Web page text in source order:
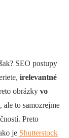
SEO postupy
irelevantné
obrázky vo
ale to samozrejme
Preto
je Shutterstock